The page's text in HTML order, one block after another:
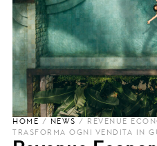
HOME / NEWS / REVENUE
TRASFORMA OGNI VENDITA IN